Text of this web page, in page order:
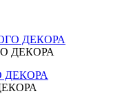
ДЕКОРА